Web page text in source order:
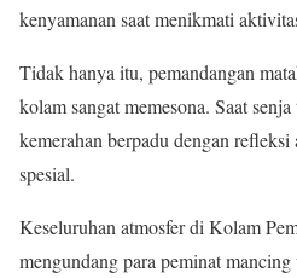
kenyamanan saat menikmati
Tidak hanya itu, pemandangan
kolam sangat memesona. Saat
kemerahan berpadu dengan
spesial.
Keseluruhan atmosfer di Kolam
mengundang para peminat